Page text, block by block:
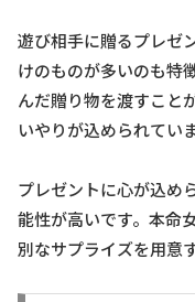
遊び相手に贈るプレゼ
けのものが多いのも特
んだ贈り物を渡すこと
いやりが込められてい
プレゼントに心が込め
能性が高いです。本命
別なサプライズを用意